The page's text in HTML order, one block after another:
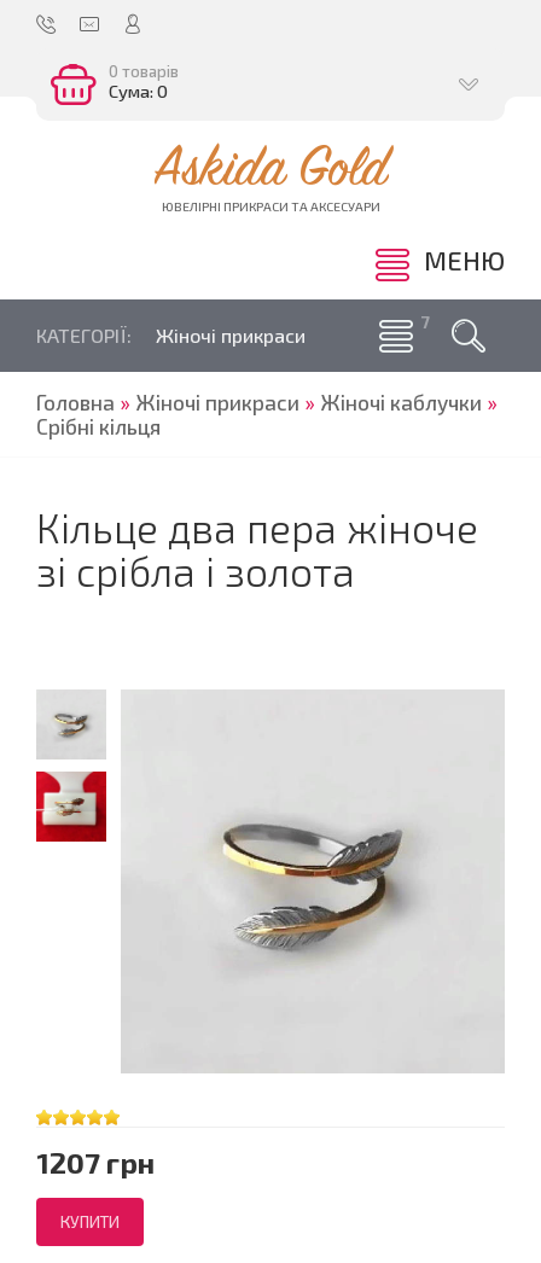
0 товарів
Сума: 0
Askida Gold
ЮВЕЛІРНІ ПРИКРАСИ ТА АКСЕСУАРИ
МЕНЮ
КАТЕГОРІЇ: Жіночі прикраси
Головна » Жіночі прикраси » Жіночі каблучки »
Срібні кільця
Кільце два пера жіноче
зі срібла і золота
1207 грн